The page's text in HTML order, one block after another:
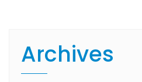
Archives